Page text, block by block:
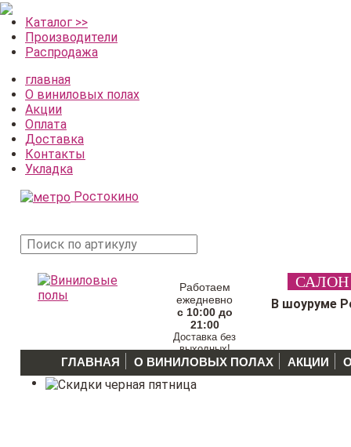
Каталог >>
Производители
Распродажа
главная
О виниловых полах
Акции
Оплата
Доставка
Контакты
Укладка
Ростокино
товара
Работаем
ежедневно
с 10:00 до
21:00
Доставка без
выходных!
В шоуруме
ГЛАВНАЯ О ВИНИЛОВЫХ ПОЛАХ АКЦИИ